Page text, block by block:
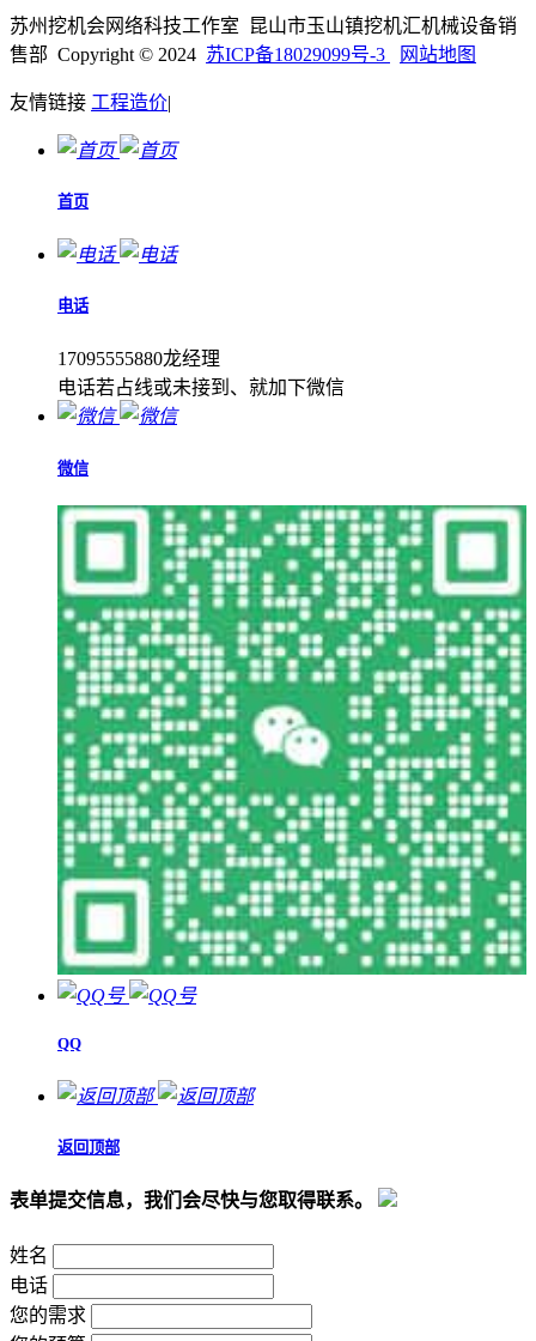
苏州挖机会网络科技工作室 昆山市玉山镇挖机汇机械设备销
售部 Copyright © 2024 苏ICP备18029099号-3 网站地图
友情链接 工程造价|
首页
电话
17095555880龙经理
电话若占线或未接到、就加下微信
微信
QQ
返回顶部
表单提交信息，我们会尽快与您取得联系。
姓名
电话
您的需求